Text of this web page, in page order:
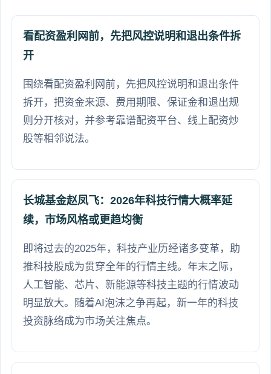
看配资盈利网前，先把风控说明和退出条件拆
开
围绕看配资盈利网前，先把风控说明和退出条件
拆开，把资金来源、费用期限、保证金和退出规
则分开核对，并参考靠谱配资平台、线上配资炒
股等相邻说法。
长城基金赵凤飞：2026年科技行情大概率延
续，市场风格或更趋均衡
即将过去的2025年，科技产业历经诸多变革，助
推科技股成为贯穿全年的行情主线。年末之际，
人工智能、芯片、新能源等科技主题的行情波动
明显放大。随着AI泡沫之争再起，新一年的科技
投资脉络成为市场关注焦点。